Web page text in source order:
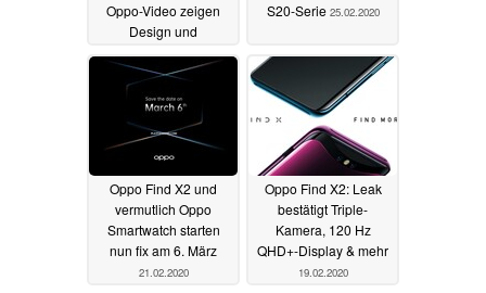
Oppo-Video zeigen
Design und
Unterschiede26.02.2020
S20-Serie 25.02.2020
Oppo Find X2 und
vermutlich Oppo
Smartwatch starten
nun fix am 6. März
21.02.2020
Oppo Find X2: Leak
bestätigt Triple-
Kamera, 120 Hz
QHD+-Display & mehr
19.02.2020